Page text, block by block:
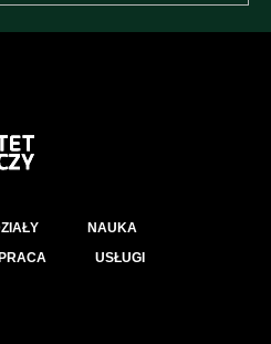
NAUKA
USŁUGI